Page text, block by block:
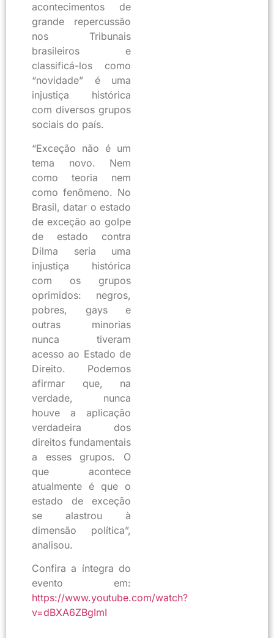
acontecimentos de
grande repercussão
nos Tribunais
brasileiros e
classificá-los como
“novidade” é uma
injustiça histórica
com diversos grupos
sociais do país.
“Exceção não é um
tema novo. Nem
como teoria nem
como fenômeno. No
Brasil, datar o estado
de exceção ao golpe
de estado contra
Dilma seria uma
injustiça histórica
com os grupos
oprimidos: negros,
pobres, gays e
outras minorias
nunca tiveram
acesso ao Estado de
Direito. Podemos
afirmar que, na
verdade, nunca
houve a aplicação
verdadeira dos
direitos fundamentais
a esses grupos. O
que acontece
atualmente é que o
estado de exceção
se alastrou à
dimensão política”,
analisou.
Confira a íntegra do
evento em:
https://www.youtube.com/watch?
v=dBXA6ZBgImI